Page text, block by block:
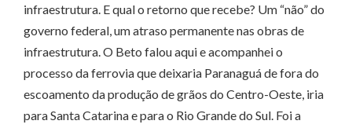
infraestrutura. E qual o retorno que recebe? Um “não” do
governo federal, um atraso permanente nas obras de
infraestrutura. O Beto falou aqui e acompanhei o
processo da ferrovia que deixaria Paranaguá de fora do
escoamento da produção de grãos do Centro-Oeste, iria
para Santa Catarina e para o Rio Grande do Sul. Foi a